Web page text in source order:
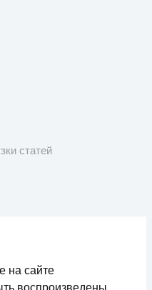
статей
на сайте
воспроизведены